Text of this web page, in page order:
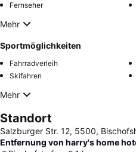
Fernseher
Mehr
Sportmöglichkeiten
Fahrradverleih
Skifahren
Mehr
Standort
Salzburger Str. 12, 5500,
Entfernung von harry's home